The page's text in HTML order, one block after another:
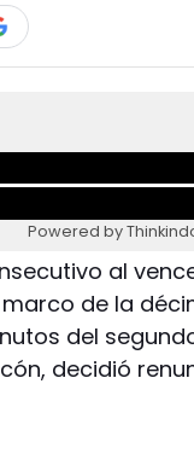
Powered by
al
marco de la
del
decidió